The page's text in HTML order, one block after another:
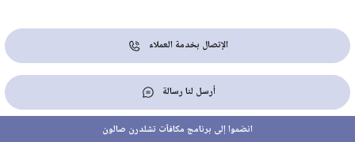
الإتصال بخدمة العملاء
أرسل لنا رسالة
انضموا إلى برنامج مكافآت تشلدرن صالون